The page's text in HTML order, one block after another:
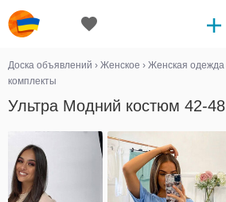
Доска объявлений › Женское › Женская одежда
комплекты
Ультра Модний костюм 42-48